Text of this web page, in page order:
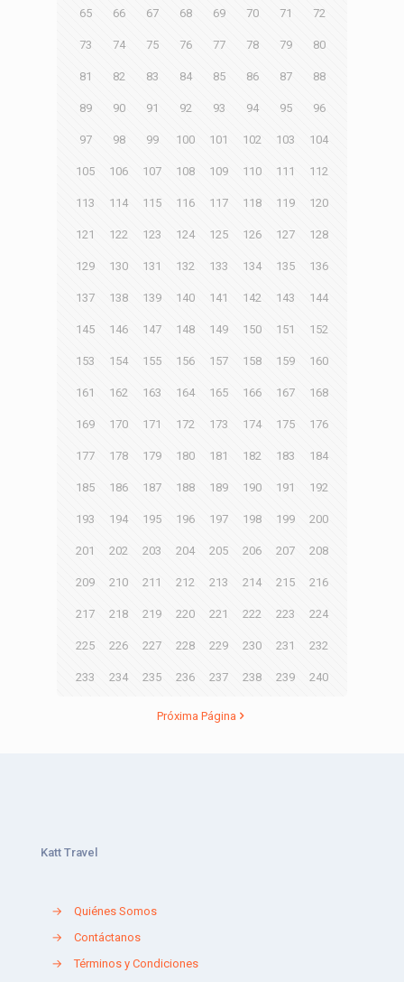
65 66 67 68 69 70 71 72
73 74 75 76 77 78 79 80
81 82 83 84 85 86 87 88
89 90 91 92 93 94 95 96
97 98 99 100 101 102 103 104
105 106 107 108 109 110 111 112
113 114 115 116 117 118 119 120
121 122 123 124 125 126 127 128
129 130 131 132 133 134 135 136
137 138 139 140 141 142 143 144
145 146 147 148 149 150 151 152
153 154 155 156 157 158 159 160
161 162 163 164 165 166 167 168
169 170 171 172 173 174 175 176
177 178 179 180 181 182 183 184
185 186 187 188 189 190 191 192
193 194 195 196 197 198 199 200
201 202 203 204 205 206 207 208
209 210 211 212 213 214 215 216
217 218 219 220 221 222 223 224
225 226 227 228 229 230 231 232
233 234 235 236 237 238 239 240
Próxima Página
Katt Travel
→
Quiénes Somos
→
Contáctanos
→
Términos y Condiciones